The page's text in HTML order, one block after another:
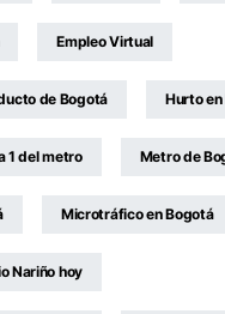
Empleo Virtual
de Bogotá Hurto
1 del metro Metro de
Microtráfico en Bogotá
Nariño hoy